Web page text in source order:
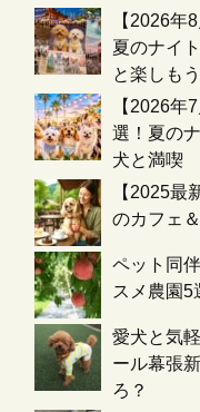
【2026年
夏のナイ
と楽しもう
【2026年
選！夏の
犬と満喫
【2025最
のカフェ
ペット同
スメ農園5
愛犬と気
ール幕張
ろ？